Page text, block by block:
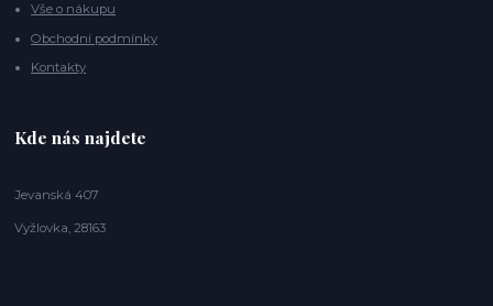
Vše o nákupu
Obchodní podmínky
Kontakty
Kde nás najdete
Jevanská 407
Vyžlovka, 28163